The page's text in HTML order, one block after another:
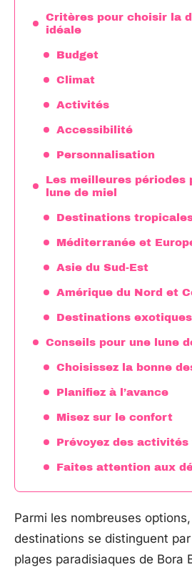
Critères pour choisir la
idéale
Budget
Climat
Activités
Accessibilité
Personnalisation
Les meilleures périodes
lune de miel
Destinations
Méditerranée et
Asie du Sud-Est
Amérique du Nord et
Destinations exotiques
Conseils pour une lune
Choisissez la bonne
Planifiez à l’avance
Misez sur le confort
Prévoyez des activités
Faites attention aux
Parmi les nombreuses
destinations se distinguent
plages paradisiaques de Bora